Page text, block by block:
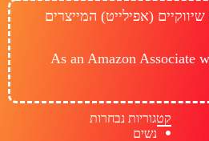
(אפילייט) המייצרים
As an Amazon Associate
קטגוריות נבחרות
נשים